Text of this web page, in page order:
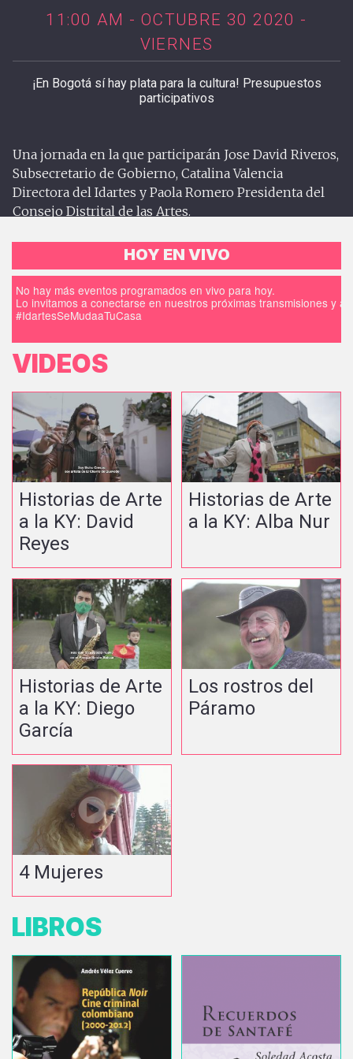
11:00 AM - OCTUBRE 30 2020 -
VIERNES
¡En Bogotá sí hay plata para la cultura! Presupuestos
participativos
Una jornada en la que participarán Jose David Riveros,
Subsecretario de Gobierno, Catalina Valencia
Directora del Idartes y Paola Romero Presidenta del
Consejo Distrital de las Artes.
HOY EN VIVO
No hay más eventos programados en vivo para hoy.
Lo invitamos a conectarse en nuestros próximas transmisiones y
#IdartesSeMudaaTuCasa
VIDEOS
Historias de Arte
a la KY: David
Reyes
Historias de Arte
a la KY: Alba Nur
Historias de Arte
a la KY: Diego
García
Los rostros del
Páramo
4 Mujeres
LIBROS